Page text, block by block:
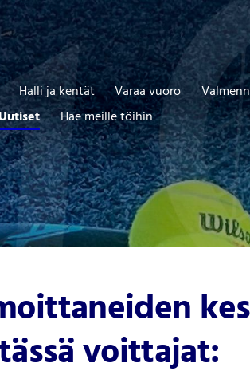
Halli ja kentät Varaa vuoro
Hae meille töihin
voittajat: